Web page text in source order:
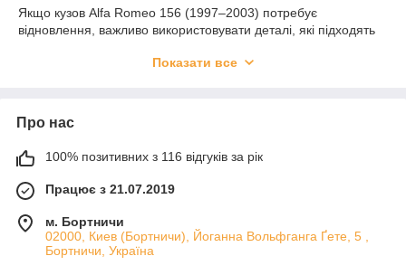
Якщо кузов Alfa Romeo 156 (1997–2003) потребує
відновлення, важливо використовувати деталі, які підходять
запчастини для заміни пошкоджених ділянок, ремонту після
Асортимент кузовних деталей
Для цієї моделі доступні пороги, підсилювачі, лонжерони
підлоги, з'єднувачі та інші елементи кузова. Такі деталі
допомагають відновити міцність конструкції та підготувати
автомобіль до подальшої експлуатації.
Чому це вигідно
Якісний метал, точна геометрія та зручна посадка деталей
Показати все
Про нас
100% позитивних з 116 відгуків за рік
Працює з 21.07.2019
м. Бортничи
02000, Киев (Бортничи), Йоганна Вольфганга Ґете, 5 ,
Бортничи, Україна